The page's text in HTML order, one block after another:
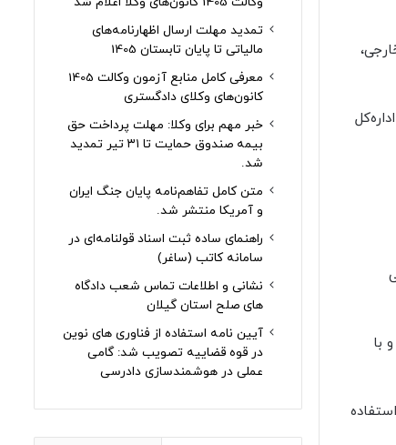
اداره‌کل
با
تمدید مهلت ارسال اظهارنامه‌های
مالیاتی تا پایان تابستان 1405
معرفی کامل منابع آزمون وکالت 1405
کانون‌های وکلای دادگستری
خبر مهم برای وکلا: مهلت پرداخت حق
بیمه صندوق حمایت تا ۳۱ تیر تمدید
شد.
متن کامل تفاهم‌نامه پایان جنگ ایران
و آمریکا منتشر شد.
راهنمای ساده ثبت اسناد قولنامه‌ای در
سامانه کاتب (ساغر)
نشانی و اطلاعات تماس شعب دادگاه
های صلح استان گیلان
آیین نامه استفاده از فناوری های نوین
در قوه قضاییه تصویب شد: گامی
عملی در هوشمندسازی دادرسی